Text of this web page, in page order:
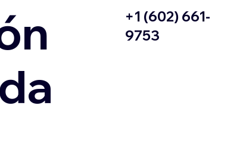
+1 (602) 661-
9753